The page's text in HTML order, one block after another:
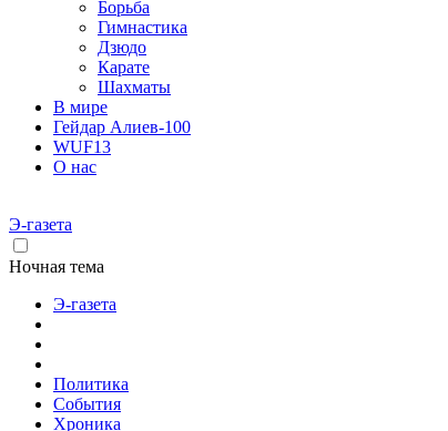
Борьба
Гимнастика
Дзюдо
Карате
Шахматы
В мире
Гейдар Алиев-100
WUF13
О нас
Э-газета
Ночная тема
Э-газета
Политика
События
Хроника